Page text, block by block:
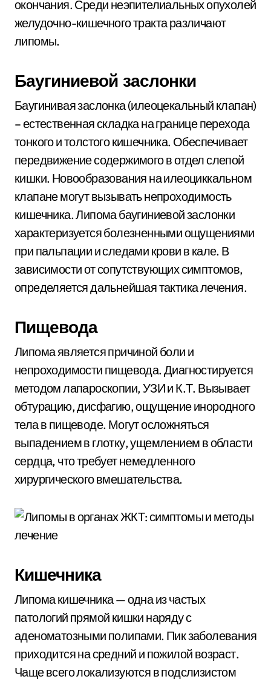
окончания. Среди неэпителиальных опухолей
желудочно-кишечного тракта различают
липомы.
Баугиниевой заслонки
Баугинивая заслонка (илеоцекальный клапан)
– естественная складка на границе перехода
тонкого и толстого кишечника. Обеспечивает
передвижение содержимого в отдел слепой
кишки. Новообразования на илеоциккальном
клапане могут вызывать непроходимость
кишечника. Липома баугиниевой заслонки
характеризуется болезненными ощущениями
при пальпации и следами крови в кале. В
зависимости от сопутствующих симптомов,
определяется дальнейшая тактика лечения.
Пищевода
Липома является причиной боли и
непроходимости пищевода. Диагностируется
методом лапароскопии, УЗИ и К.Т. Вызывает
обтурацию, дисфагию, ощущение инородного
тела в пищеводе. Могут осложняться
выпадением в глотку, ущемлением в области
сердца, что требует немедленного
хирургического вмешательства.
Кишечника
Липома кишечника — одна из частых
патологий прямой кишки наряду с
аденоматозными полипами. Пик заболевания
приходится на средний и пожилой возраст.
Чаще всего локализуются в подслизистом